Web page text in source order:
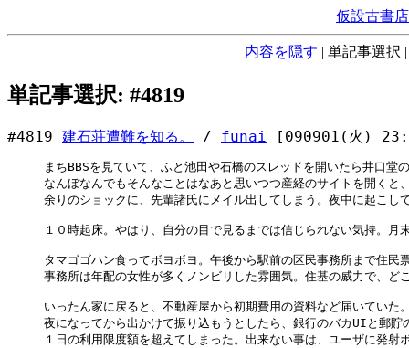
仮設古書店
内容を隠す | 単記事選択
単記事選択: #4819
#4819 建石荘遭難を知る。 / funai [090901(火)
まちBBSを見ていて、ふと池田や石橋のスレッドを開いたら井口堂
なんぼなんでもそんなことはなあと思いつつ産経のサイトを開くと
余りのショックに、先輩諸氏にメイル出してしまう。夜中に起こし
１０時起床。やはり、自分の目で見るまでは信じられない気持。月
タマゴゴハン食ってボヨボヨ。午後から駅前の区民事務所まで住民
事務所は年配の女性が多くノンビリした雰囲気。住基の威力で、ど
いったん家に戻ると、不動産屋から初期費用の資料など届いていた
夜になってから出かけて振り込もうとしたら、銀行のバカUIと郵
１日の利用限度額を超えてしまった。出来ない事は、ユーザに発射